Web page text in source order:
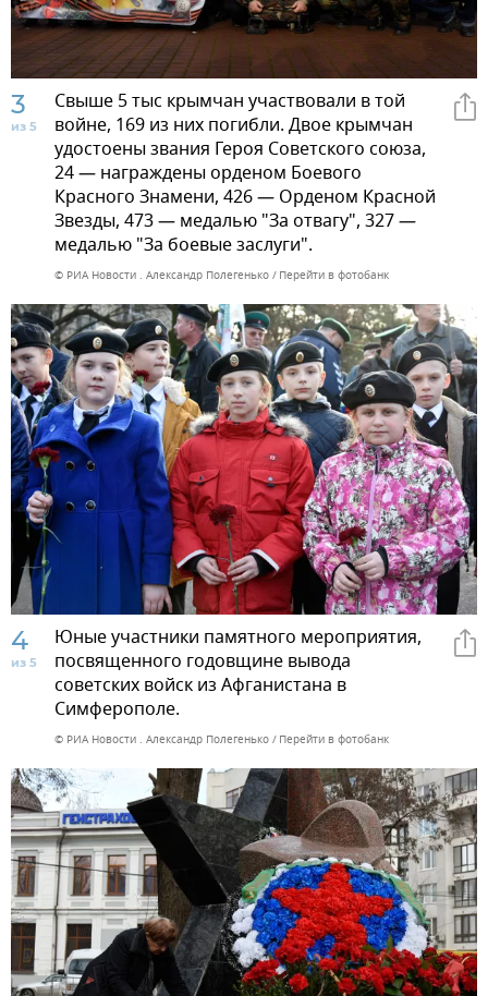
3
из 5
Свыше 5 тыс крымчан участвовали в той
войне, 169 из них погибли. Двое крымчан
удостоены звания Героя Советского союза,
24 — награждены орденом Боевого
Красного Знамени, 426 — Орденом Красной
Звезды, 473 — медалью "За отвагу", 327 —
медалью "За боевые заслуги".
© РИА Новости . Александр Полегенько Перейти в фотобанк
4
из 5
Юные участники памятного мероприятия,
посвященного годовщине вывода
советских войск из Афганистана в
Симферополе.
© РИА Новости . Александр Полегенько Перейти в фотобанк